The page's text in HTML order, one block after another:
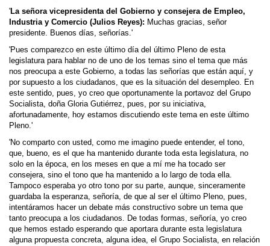
'La señora vicepresidenta del Gobierno y consejera de Empleo,
Industria y Comercio (Julios Reyes): Muchas gracias, señor
presidente. Buenos días, señorías.'
'Pues comparezco en este último día del último Pleno de esta
legislatura para hablar no de uno de los temas sino el tema que más
nos preocupa a este Gobierno, a todas las señorías que están aquí, y
por supuesto a los ciudadanos, que es la situación del desempleo. En
este sentido, pues, yo creo que oportunamente la portavoz del Grupo
Socialista, doña Gloria Gutiérrez, pues, por su iniciativa,
afortunadamente, hoy estamos discutiendo este tema en este último
Pleno.'
'No comparto con usted, como me imagino puede entender, el tono,
que, bueno, es el que ha mantenido durante toda esta legislatura, no
solo en la época, en los meses en que a mí me ha tocado ser
consejera, sino el tono que ha mantenido a lo largo de toda ella.
Tampoco esperaba yo otro tono por su parte, aunque, sinceramente
guardaba la esperanza, señoría, de que al ser el último Pleno, pues,
intentáramos hacer un debate más constructivo sobre un tema que
tanto preocupa a los ciudadanos. De todas formas, señoría, yo creo
que hemos estado esperando que aportara durante esta legislatura
alguna propuesta concreta, alguna idea, el Grupo Socialista, en relación